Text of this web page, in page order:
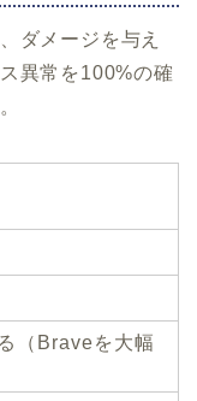
ダメージを与え
異常を100%の確
（Braveを大幅